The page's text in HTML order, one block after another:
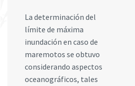
La determinación del
límite de máxima
inundación en caso de
maremotos se obtuvo
considerando aspectos
oceanográficos, tales